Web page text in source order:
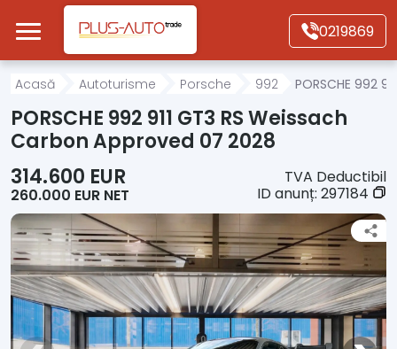
Mergi direct la conținutul principal
0219869
Acasă
Autoturisme
Motociclete
Autoutilitare
Alte tipuri vehicule
Despre Noi
Acasă Autoturisme Porsche 992 PORSCHE 992
PORSCHE 992 911 GT3 RS Weissach
Carbon Approved 07 2028
314.600 EUR
260.000 EUR NET
TVA Deductibil
ID anunț: 297184